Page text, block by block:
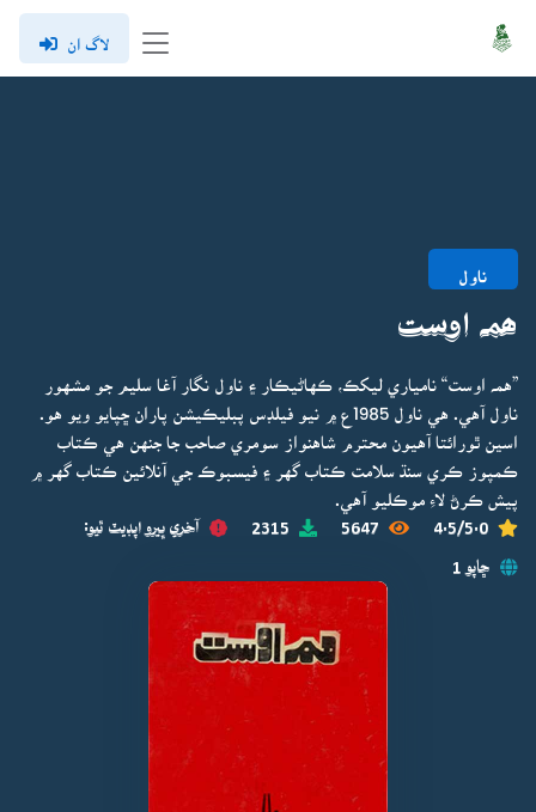
لاگ ان
ناول
ھمہ اوست
”همہ اوست“ نامياري ليکڪ، ڪهاڻيڪار ۽ ناول نگار آغا سليم جو مشهور
ناول آهي. هي ناول 1985ع ۾ نيو فيلڊس پبليڪيشن پاران ڇپايو ويو هو.
اسين ٿورائتا آهيون محترم شاهنواز سومري صاحب جا جنهن هي ڪتاب
ڪمپوز ڪري سنڌ سلامت ڪتاب گهر ۽ فيسبوڪ جي آنلائين ڪتاب گهر ۾
پيش ڪرڻ لاءِ موڪليو آهي.
4.5/5.0
5647
2315 آخري ڀيرو اپڊيٽ ٿيو:
ڇاپو 1